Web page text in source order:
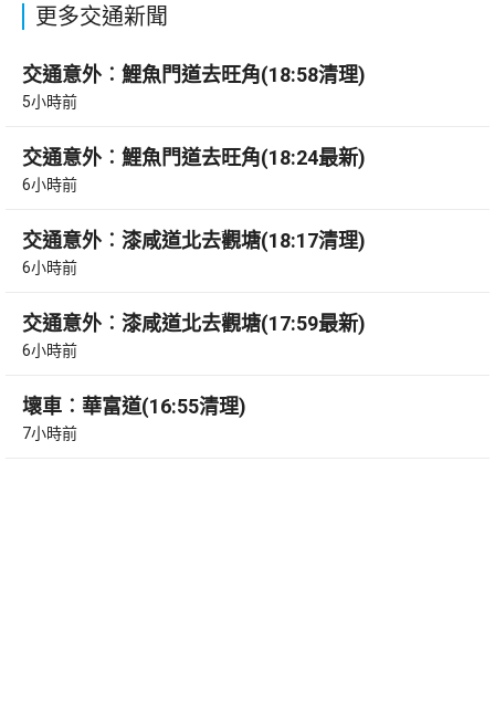
更多交通新聞
交通意外︰鯉魚門道去旺角(18:58清理)
5小時前
交通意外︰鯉魚門道去旺角(18:24最新)
6小時前
交通意外︰漆咸道北去觀塘(18:17清理)
6小時前
交通意外︰漆咸道北去觀塘(17:59最新)
6小時前
壞車︰華富道(16:55清理)
7小時前